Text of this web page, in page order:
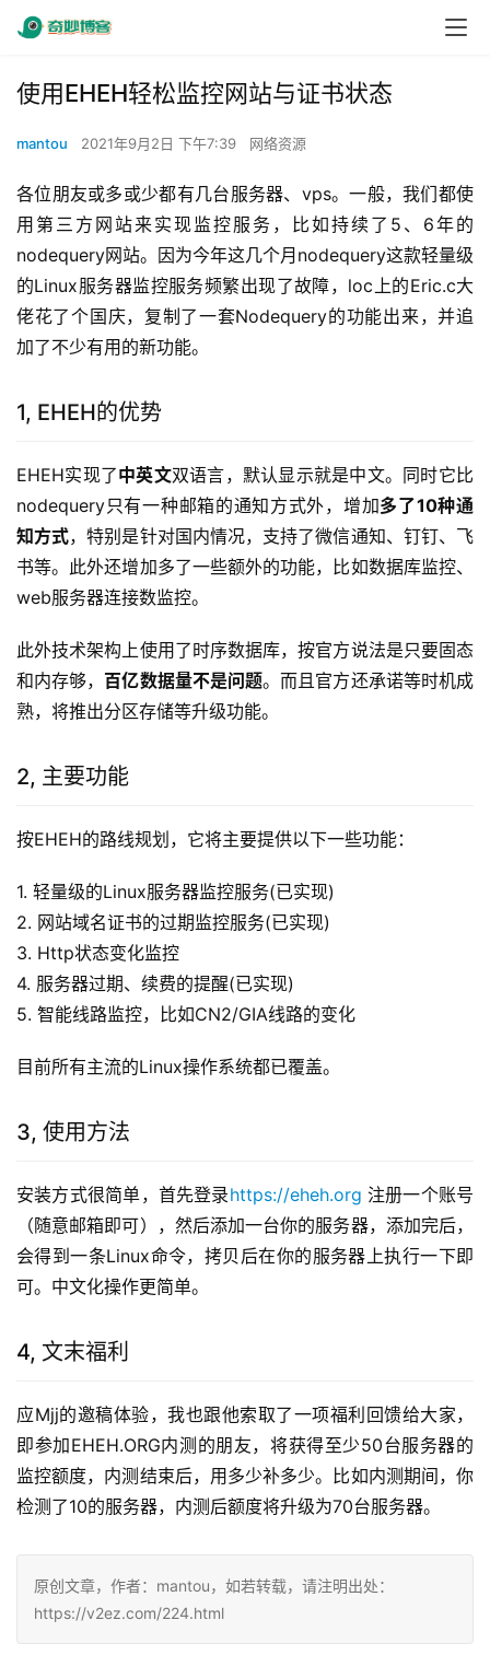
使用EHEH轻松监控网站与证书状态
mantou 2021年9月2日 下午7:39 网络资源
各位朋友或多或少都有几台服务器、vps。一般，我们都使
用第三方网站来实现监控服务，比如持续了5、6年的
nodequery网站。因为今年这几个月nodequery这款轻量级
的Linux服务器监控服务频繁出现了故障，loc上的Eric.c大
佬花了个国庆，复制了一套Nodequery的功能出来，并追
加了不少有用的新功能。
1, EHEH的优势
EHEH实现了中英文双语言，默认显示就是中文。同时它比
nodequery只有一种邮箱的通知方式外，增加多了10种通
知方式，特别是针对国内情况，支持了微信通知、钉钉、飞
书等。此外还增加多了一些额外的功能，比如数据库监控、
web服务器连接数监控。
此外技术架构上使用了时序数据库，按官方说法是只要固态
和内存够， 百亿数据量不是问题。而且官方还承诺等时机成
熟，将推出分区存储等升级功能。
2, 主要功能
按EHEH的路线规划，它将主要提供以下一些功能：
1. 轻量级的Linux服务器监控服务(已实现)
2. 网站域名证书的过期监控服务(已实现)
3. Http状态变化监控
4. 服务器过期、续费的提醒(已实现)
5. 智能线路监控，比如CN2/GIA线路的变化
目前所有主流的Linux操作系统都已覆盖。
3, 使用方法
安装方式很简单，首先登录https://eheh.org 注册一个账号
（随意邮箱即可），然后添加一台你的服务器，添加完后，
会得到一条Linux命令，拷贝后在你的服务器上执行一下即
可。中文化操作更简单。
4, 文末福利
应Mjj的邀稿体验，我也跟他索取了一项福利回馈给大家，
即参加EHEH.ORG内测的朋友，将获得至少50台服务器的
监控额度，内测结束后，用多少补多少。比如内测期间，你
检测了10的服务器，内测后额度将升级为70台服务器。
原创文章，作者：mantou，如若转载，请注明出处：
https://v2ez.com/224.html